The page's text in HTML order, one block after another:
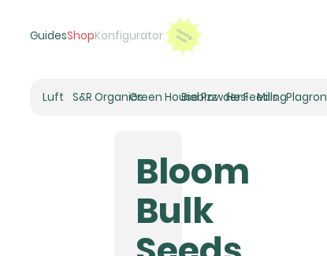
GuidesShopKonfigurator
Luft
Umluft-Ventilatoren
Rohrventilatoren
S&R OrganicsGreen House Powder Feeding
Biobizz Hesi Mills Plagron
Bloom
Bulk